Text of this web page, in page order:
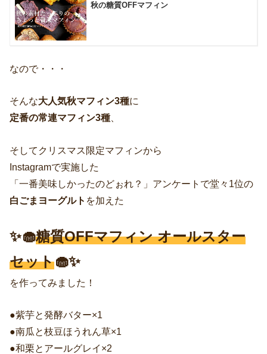
秋の糖質OFFマフィン
なので・・・
そんな大人気秋マフィン3種に
定番の常連マフィン3種
そしてクリスマス限定マフィンから
Instagramで実施した
「一番美味しかったのどぉれ？」アンケートで堂々1位の
白ごまヨーグルト を加えた
✨🧁糖質OFFマフィン オールスター
セット🧁✨
を作ってみました！
●紫芋と発酵バター×1
●南瓜と枝豆ほうれん草×1
●和栗とアールグレイ×2